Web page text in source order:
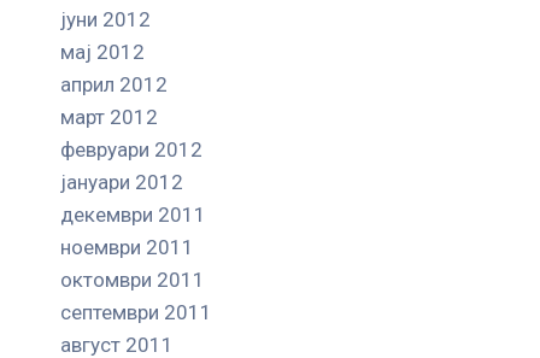
јуни 2012
мај 2012
април 2012
март 2012
февруари 2012
јануари 2012
декември 2011
ноември 2011
октомври 2011
септември 2011
август 2011